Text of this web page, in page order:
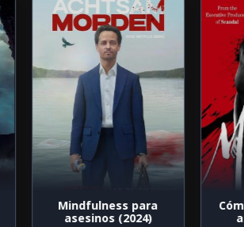
Mindfulness para
asesinos (2024)